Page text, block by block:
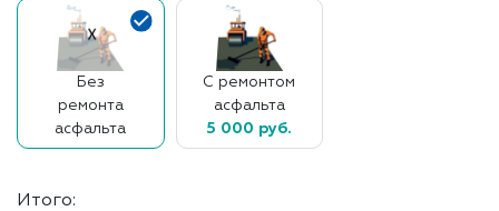
Без
ремонта
асфальта
С ремонтом
асфальта
5 000 руб.
Итого: